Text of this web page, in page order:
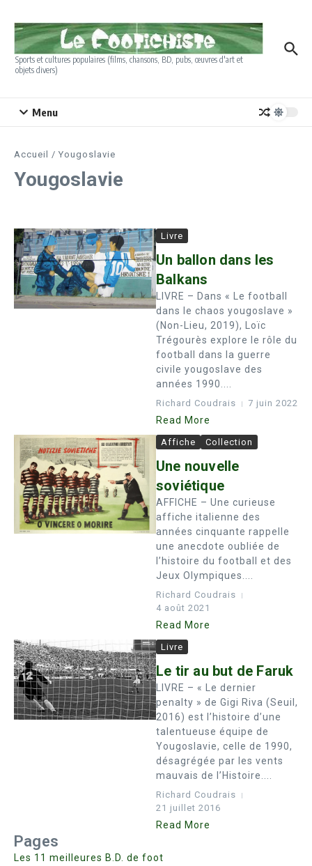
Sports et cultures populaires (films, chansons, BD, pubs, œuvres d'art et
objets divers)
Menu
Accueil / Yougoslavie
Yougoslavie
Livre
Un ballon dans les
Balkans
LIVRE – Dans « Le football
dans le chaos yougoslave »
(Non-Lieu, 2019), Loïc
Trégourès explore le rôle du
football dans la guerre
civile yougoslave des
années 1990....
Richard Coudrais 7 juin 2022
Read More
Affiche Collection
Une nouvelle
soviétique
AFFICHE – Une curieuse
affiche italienne des
années cinquante rappelle
une anecdote oubliée de
l’histoire du football et des
Jeux Olympiques....
Richard Coudrais
4 août 2021
Read More
Livre
Le tir au but de Faruk
LIVRE – « Le dernier
penalty » de Gigi Riva (Seuil,
2016) est l’histoire d’une
talentueuse équipe de
Yougoslavie, celle de 1990,
désagrégée par les vents
mauvais de l’Histoire....
Richard Coudrais
21 juillet 2016
Read More
Pages
Les 11 meilleures B.D. de foot